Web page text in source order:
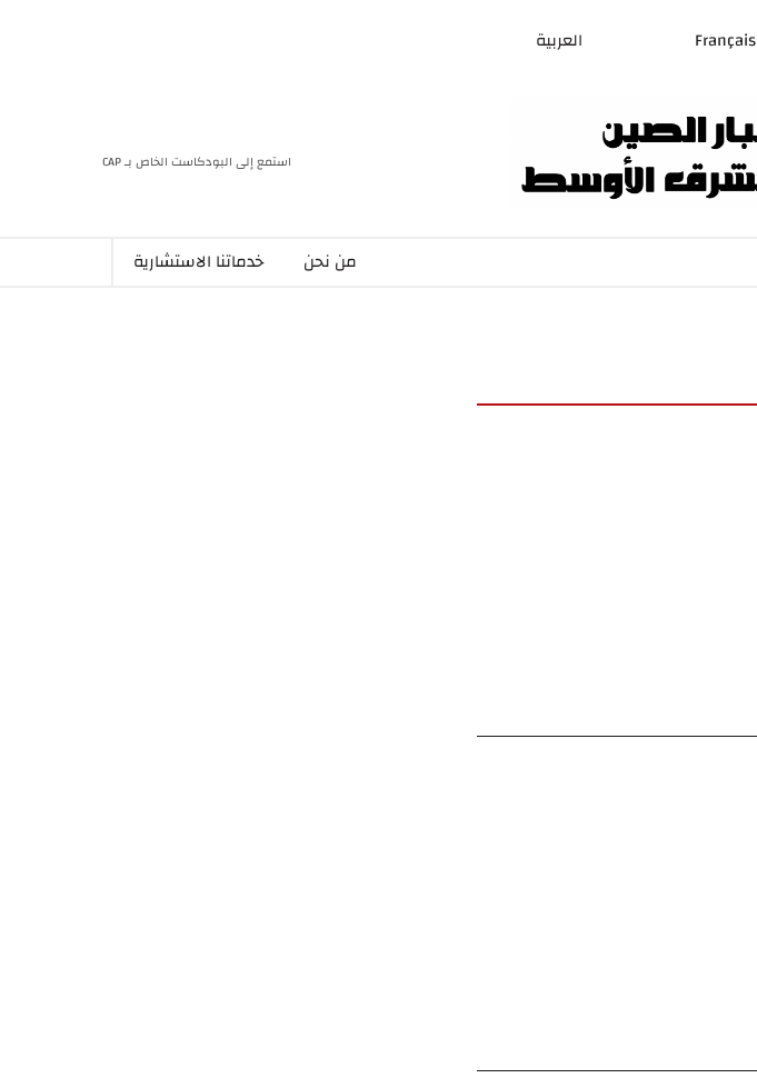
Français العربية
استمع إلى البودكاست الخاص بـ CAP
من نحن خدماتنا الاستشارية